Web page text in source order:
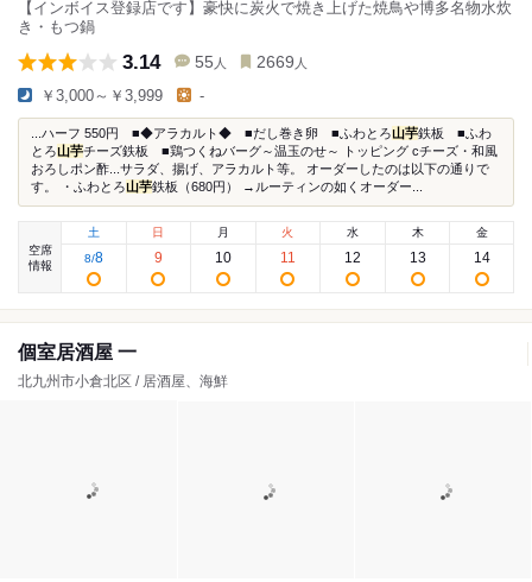
【インボイス登録店です】豪快に炭火で焼き上げた焼鳥や博多名物水炊
き・もつ鍋
3.14 55 人 2669 人
￥3,000～￥3,999 -
...ハーフ 550円 ■◆アラカルト◆ ■だし巻き卵 ■ふわとろ山芋鉄板 ■ふわ
とろ山芋チーズ鉄板 ■鶏つくねバーグ～温玉のせ～ トッピング cチーズ・和風
おろしポン酢...サラダ、揚げ、アラカルト等。 オーダーしたのは以下の通りで
す。 ・ふわとろ山芋鉄板（680円） →ルーティンの如くオーダー...
空席
情報
土
8/8
日
9
月
10
火
11
水
12
木
13
金
14
個室居酒屋 一
北九州市小倉北区 / 居酒屋、海鮮